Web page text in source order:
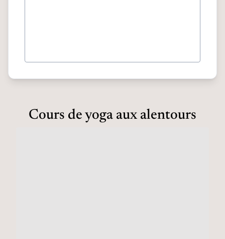
Cours de yoga aux alentours